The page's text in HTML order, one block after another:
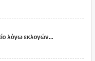
λόγω εκλογών...